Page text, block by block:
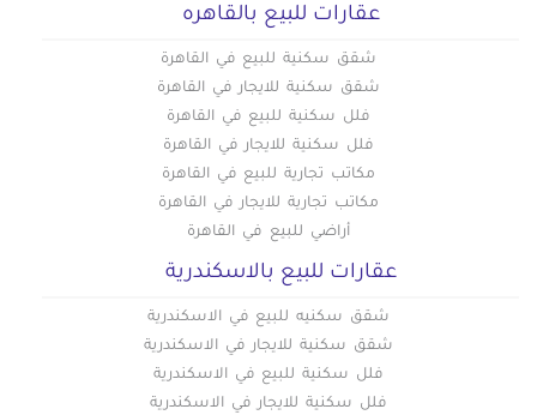
عقارات للبيع بالقاهره
شقق سكنية للبيع في القاهرة
شقق سكنية للايجار في القاهرة
فلل سكنية للبيع في القاهرة
فلل سكنية للايجار في القاهرة
مكاتب تجارية للبيع في القاهرة
مكاتب تجارية للايجار في القاهرة
أراضي للبيع في القاهرة
عقارات للبيع بالاسكندرية
شقق سكنيه للبيع في الاسكندرية
شقق سكنية للايجار في الاسكندرية
فلل سكنية للبيع في الاسكندرية
فلل سكنية للايجار في الاسكندرية